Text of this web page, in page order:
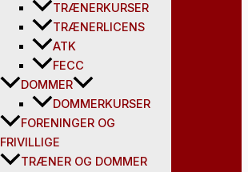
TRÆNERKURSER
TRÆNERLICENS
ATK
FECC
DOMMER
DOMMERKURSER
FORENINGER OG
FRIVILLIGE
TRÆNER OG DOMMER